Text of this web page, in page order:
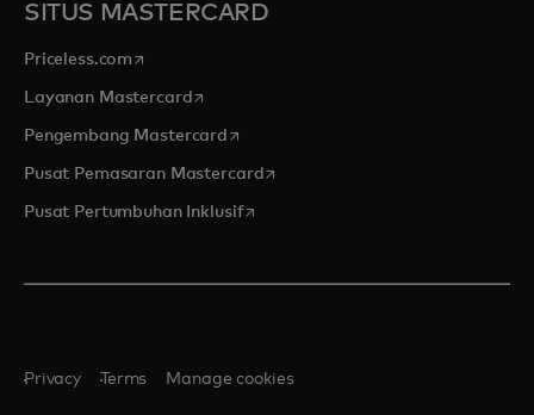
SITUS MASTERCARD
Priceless.com opens in a new tab
Layanan Mastercardopens in a new tab
Pengembang Mastercard opens in a new tab
Pusat Pemasaran Mastercardopens in a new tab
Pusat Pertumbuhan Inklusifopens in a new tab
Privacy Terms Manage cookies